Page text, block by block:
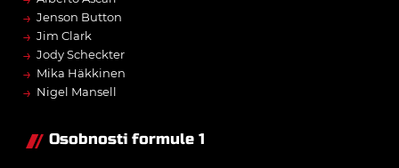
→ Jenson Button
→ Jim Clark
→ Jody Scheckter
→ Mika Häkkinen
→ Nigel Mansell
Osobnosti formule 1